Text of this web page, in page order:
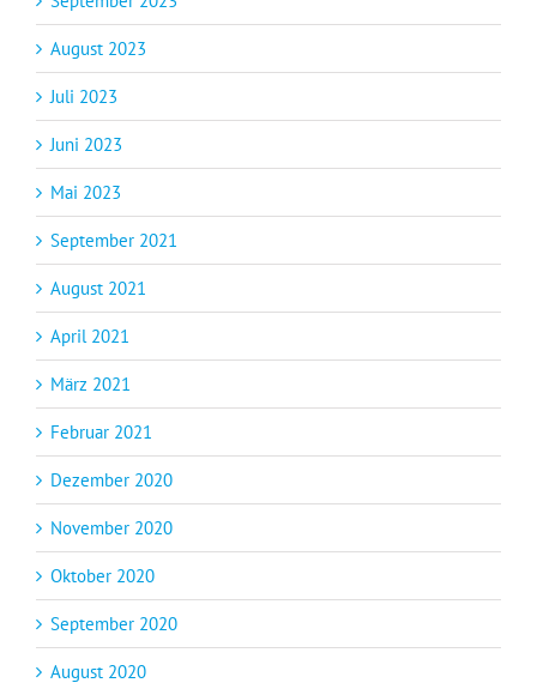
August 2023
Juli 2023
Juni 2023
Mai 2023
September 2021
August 2021
April 2021
März 2021
Februar 2021
Dezember 2020
November 2020
Oktober 2020
September 2020
August 2020